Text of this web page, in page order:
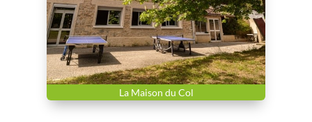
La Maison du Col